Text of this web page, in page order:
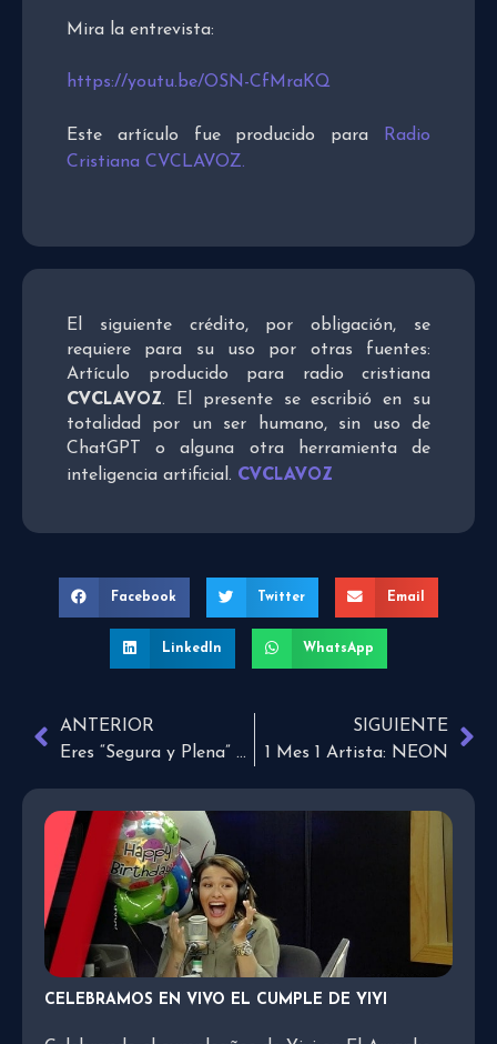
Mira la entrevista:
https://youtu.be/OSN-CfMraKQ
Este artículo fue producido para
Radio
Cristiana CVCLAVOZ.
El siguiente crédito, por obligación, se
requiere para su uso por otras fuentes:
Artículo producido para radio cristiana
CVCLAVOZ. El presente se escribió en su
totalidad por un ser humano, sin uso de
ChatGPT o alguna otra herramienta de
inteligencia artificial. CVCLAVOZ
Facebook Twitter Email
LinkedIn WhatsApp
ANTERIOR
Eres “Segura y Plena” descúbrelo con Kristy Motta
SIGUIENTE
1 Mes 1 Artista: NEON
CELEBRAMOS EN VIVO EL CUMPLE DE YIYI